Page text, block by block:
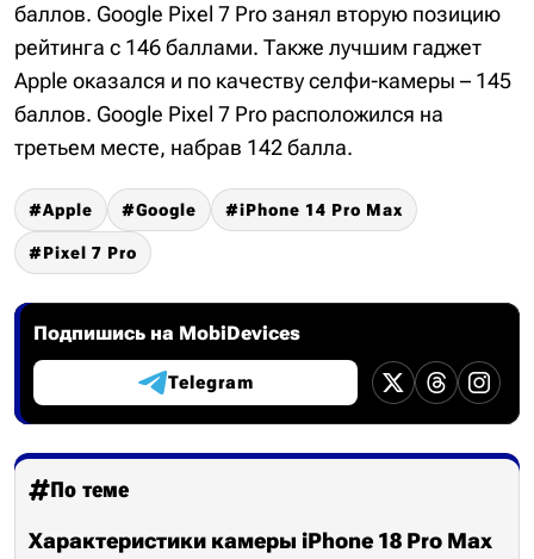
баллов. Google Pixel 7 Pro занял вторую позицию
рейтинга с 146 баллами. Также лучшим гаджет
Apple оказался и по качеству селфи-камеры – 145
баллов. Google Pixel 7 Pro расположился на
третьем месте, набрав 142 балла.
Apple Google iPhone 14 Pro Max
Pixel 7 Pro
Подпишись на MobiDevices
Telegram
По теме
Характеристики камеры iPhone 18 Pro Max